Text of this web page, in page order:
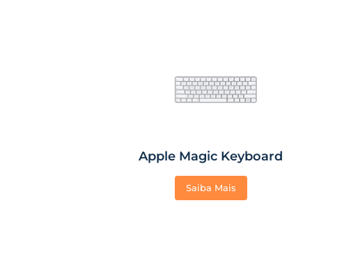
Apple Magic Keyboard
Saiba Mais